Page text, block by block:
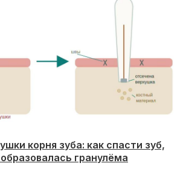
корня зуба: как спасти зуб,
гранулёма